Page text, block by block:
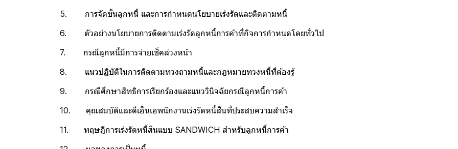
5. การจัดชั้นลูกหนี้ และการกำหนดนโยบายเร่งรัดและติดตามหนี้
6. ตัวอย่างนโยบายการติดตามเร่งรัดลูกหนี้การค้าที่กิจการกำหนดโดยทั่วไป
7. กรณีลูกหนี้มีการจ่ายเช็คล่วงหน้า
8. แนวปฏิบัติในการติดตามทวงถามหนี้และกฎหมายทวงหนี้ที่ต้องรู้
9. กรณีศึกษาสิทธิการเรียกร้องและแนววินิจฉัยกรณีลูกหนี้การค้า
10. คุณสมบัติและดีเอ็นเอพนักงานเร่งรัดหนี้สินที่ประสบความสำเร็จ
11. ทฤษฎีการเร่งรัดหนี้สินแบบ SANDWICH สำหรับลูกหนี้การค้า